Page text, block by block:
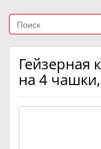
Гейзерная
на 4